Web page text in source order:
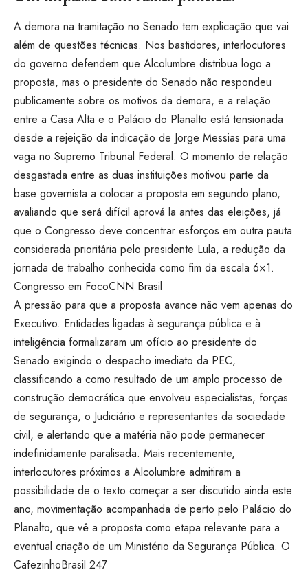
A demora na tramitação no Senado tem explicação que vai
além de questões técnicas. Nos bastidores, interlocutores
do governo defendem que Alcolumbre distribua logo a
proposta, mas o presidente do Senado não respondeu
publicamente sobre os motivos da demora, e a relação
entre a Casa Alta e o Palácio do Planalto está tensionada
desde a rejeição da indicação de Jorge Messias para uma
vaga no Supremo Tribunal Federal. O momento de relação
desgastada entre as duas instituições motivou parte da
base governista a colocar a proposta em segundo plano,
avaliando que será difícil aprová la antes das eleições, já
que o Congresso deve concentrar esforços em outra pauta
considerada prioritária pelo presidente Lula, a redução da
jornada de trabalho conhecida como fim da escala 6×1.
Congresso em FocoCNN Brasil
A pressão para que a proposta avance não vem apenas do
Executivo. Entidades ligadas à segurança pública e à
inteligência formalizaram um ofício ao presidente do
Senado exigindo o despacho imediato da PEC,
classificando a como resultado de um amplo processo de
construção democrática que envolveu especialistas, forças
de segurança, o Judiciário e representantes da sociedade
civil, e alertando que a matéria não pode permanecer
indefinidamente paralisada. Mais recentemente,
interlocutores próximos a Alcolumbre admitiram a
possibilidade de o texto começar a ser discutido ainda este
ano, movimentação acompanhada de perto pelo Palácio do
Planalto, que vê a proposta como etapa relevante para a
eventual criação de um Ministério da Segurança Pública. O
CafezinhoBrasil 247